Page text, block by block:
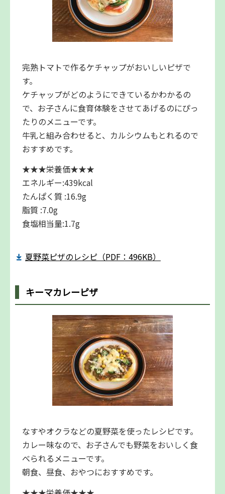
完熟トマトで作るケチャップがおいしいピザで
す。
ケチャップがどのようにできているかわかるの
で、お子さんに食育体験をさせてあげるのにぴっ
たりのメニューです。
牛乳と組み合わせると、カルシウムもとれるので
おすすめです。
★★★栄養価★★★
エネルギー:439kcal
たんぱく質 :16.9g
脂質 :7.0g
食塩相当量:1.7g
夏野菜ピザのレシピ（PDF：496KB）
キーマカレーピザ
なすやオクラなどの夏野菜を使ったレシピです。
カレー味なので、お子さんでも野菜をおいしく食
べられるメニューです。
朝食、昼食、おやつにおすすめです。